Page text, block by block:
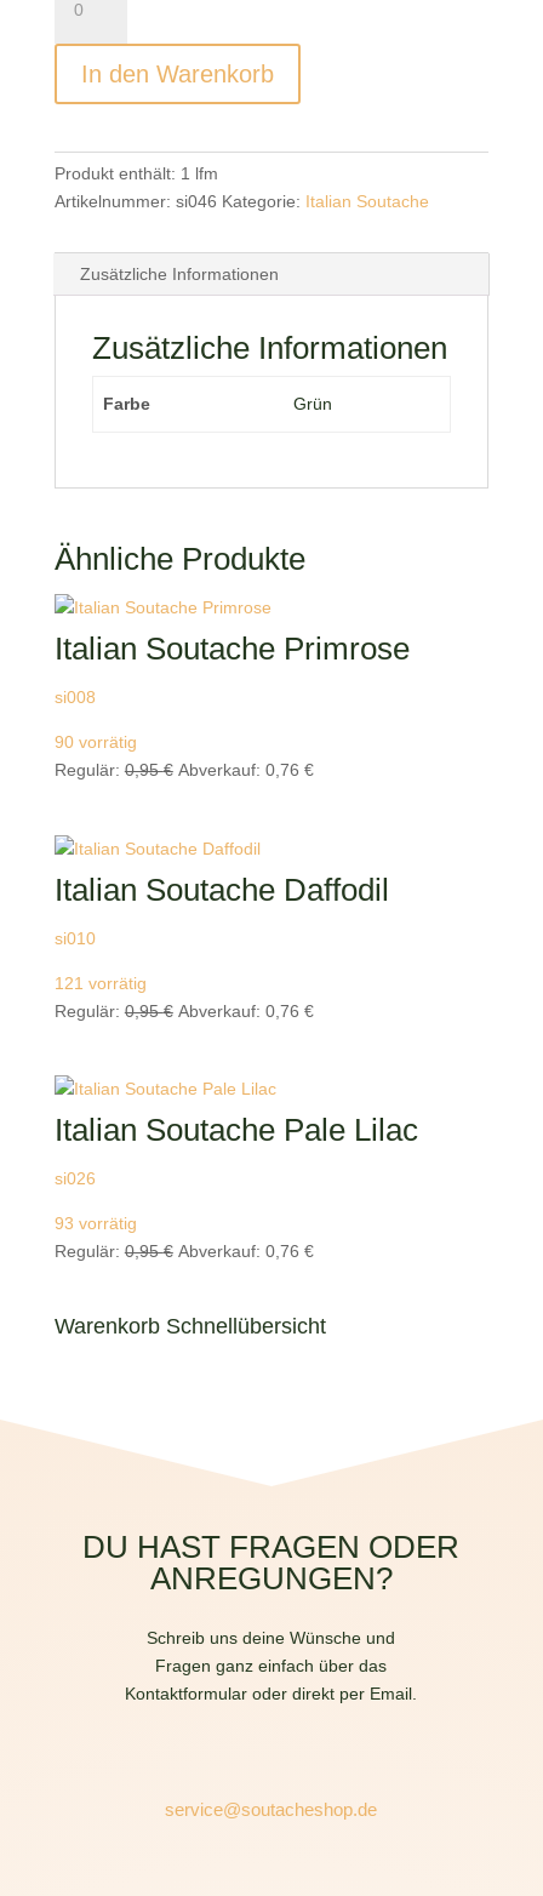
Soutache
Patina
MengeIn den Warenkorb
Produkt enthält: 1 lfm
Artikelnummer: si046 Kategorie: Italian Soutache
Zusätzliche Informationen
Zusätzliche Informationen
Farbe Grün
Ähnliche Produkte
Italian Soutache Primrose
si008
90 vorrätig
Regulär: 0,95€ Ursprünglicher
0,95 €
Abverkauf: 0,76 €Aktueller
Italian Soutache Daffodil
si010
121 vorrätig
Regulär: 0,95€ Ursprünglicher
0,95 €
Abverkauf: 0,76 €Aktueller
Italian Soutache Pale Lilac
si026
93 vorrätig
Regulär: 0,95€ Ursprünglicher
0,95 €
Abverkauf: 0,76 €Aktueller
0,76 €.
Warenkorb Schnellübersicht
DU HAST FRAGEN ODER
ANREGUNGEN?
Schreib uns deine Wünsche und
Fragen ganz einfach über das
Kontaktformular oder direkt per Email.
service@soutacheshop.de